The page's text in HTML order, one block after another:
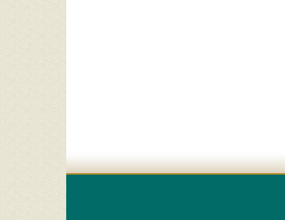
- البرازيل (651)